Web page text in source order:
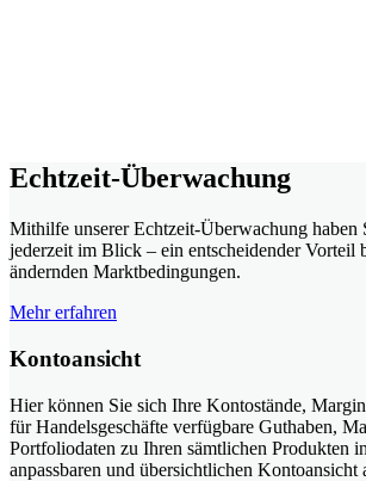
Echtzeit-Überwachung
Mithilfe unserer Echtzeit-Überwachung haben
jederzeit im Blick – ein entscheidender Vorteil
ändernden Marktbedingungen.
Mehr erfahren
Kontoansicht
Hier können Sie sich Ihre Kontostände,
für Handelsgeschäfte verfügbare Guthaben,
Portfoliodaten zu Ihren sämtlichen Produkten
anpassbaren und übersichtlichen Kontoansicht